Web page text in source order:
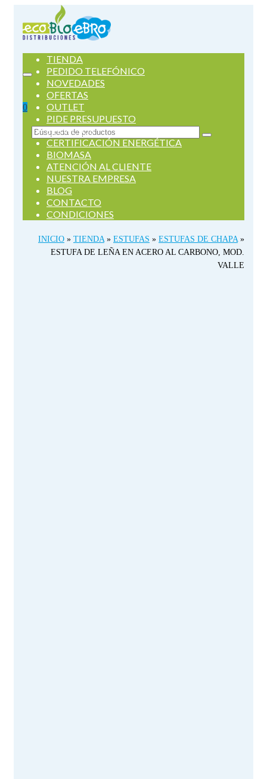
0
Buscar
por:
TIENDA
PEDIDO TELEFÓNICO
NOVEDADES
OFERTAS
OUTLET
PIDE PRESUPUESTO
SERVICIOS
CERTIFICACIÓN ENERGÉTICA
BIOMASA
ATENCIÓN AL CLIENTE
NUESTRA EMPRESA
BLOG
CONTACTO
CONDICIONES
INICIO » TIENDA » ESTUFAS » ESTUFAS DE CHAPA »
ESTUFA DE LEÑA EN ACERO AL CARBONO, MOD.
VALLE